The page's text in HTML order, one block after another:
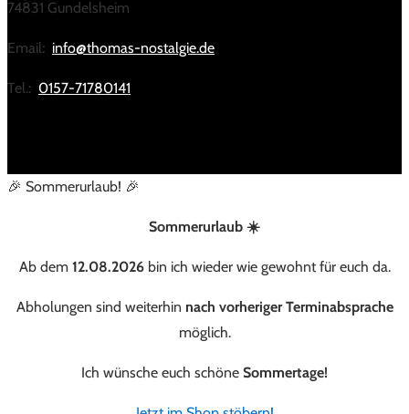
74831 Gundelsheim
Email: info@thomas-nostalgie.de
Tel.: 0157-71780141
🎉 Sommerurlaub! 🎉
Sommerurlaub ☀️
Ab dem 12.08.2026bin ich wieder wie gewohnt für euch da.
Abholungen sind weiterhin nach vorheriger Terminabsprache
möglich.
Ich wünsche euch schöne Sommertage!